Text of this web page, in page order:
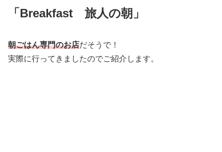
「Breakfast 旅人の朝」
朝ごはん専門のお店だそうで！
実際に行ってきましたのでご紹介します。